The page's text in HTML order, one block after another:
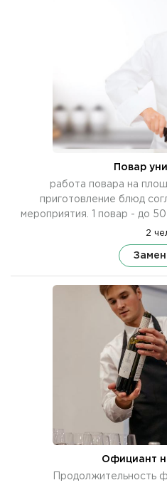
Повар
работа повара на
приготовление блюд
мероприятия. 1 повар - до
2
Официант
Продолжительность